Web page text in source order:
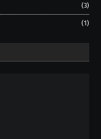
(3)
(1)